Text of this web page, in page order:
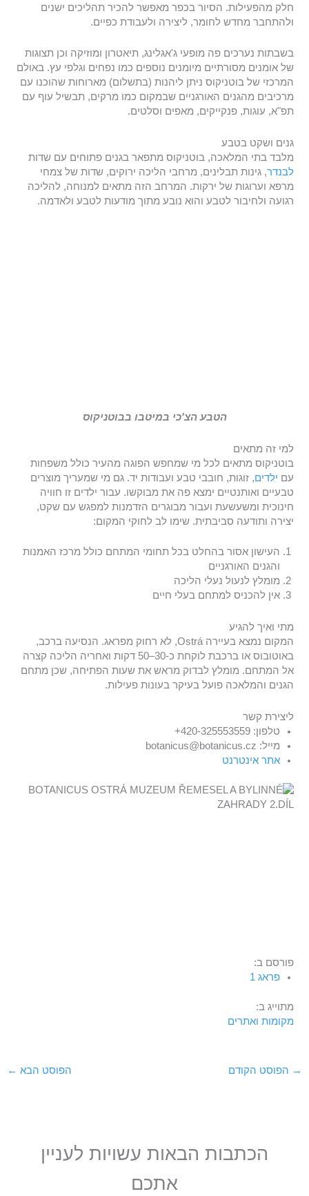
חלק מהפעילות. הסיור בכפר מאפשר להכיר תהליכים ישנים
ולהתחבר מחדש לחומר, ליצירה ולעבודת כפיים.
בשבתות נערכים פה מופעי ג'אגלינג, תיאטרון ומוזיקה וכן תצוגות
של אומנים מסורתיים מיומנים נוספים כמו נפחים וגלפי עץ. באולם
המרכזי של בוטניקוס ניתן ליהנות (בתשלום) מארוחות שהוכנו עם
מרכיבים מהגנים האורגניים שבמקום כמו מרקים, תבשיל עוף עם
תפ"א, עוגות, פנקייקים, מאפים וסלטים.
גנים ושקט בטבע
מלבד בתי המלאכה, בוטניקוס מתפאר בגנים פתוחים עם שדות
לבנדר, גינות תבלינים, מרחבי הליכה ירוקים, שדות של צמחי
מרפא וערוגות של ירקות. המרחב הזה מתאים למנוחה, להליכה
רגועה ולחיבור לטבע והוא נובע מתוך מודעות לטבע ולאדמה.
הטבע הצ'כי במיטבו בבוטניקוס
למי זה מתאים
בוטניקוס מתאים לכל מי שמחפש הפוגה מהעיר כולל משפחות
עם ילדים, זוגות, חובבי טבע ועבודות יד. גם מי שמעריך מוצרים
טבעיים ואותנטיים ימצא פה את מבוקשו. עבור ילדים זו חוויה
חינוכית ומשעשעת ועבור מבוגרים הזדמנות למפגש עם שקט,
יצירה ותודעה סביבתית. שימו לב לחוקי המקום:
העישון אסור בהחלט בכל תחומי המתחם כולל מרכז האמנות
והגנים האורגניים
מומלץ לנעול נעלי הליכה
אין להכניס למתחם בעלי חיים
מתי ואיך להגיע
המקום נמצא בעיירה Ostrá, לא רחוק מפראג. הנסיעה ברכב,
באוטובוס או ברכבת לוקחת כ-30–50 דקות ואחריה הליכה קצרה
אל המתחם. מומלץ לבדוק מראש את שעות הפתיחה, שכן מתחם
הגנים והמלאכה פועל בעיקר בעונות פעילות.
ליצירת קשר
טלפון: 420-325553559+
מייל: botanicus@botanicus.cz
אתר אינטרנט
פורסם ב:
פראג 1
מתוייג ב:
מקומות ואתרים
→ הפוסט הקודם הפוסט הבא ←
הכתבות הבאות עשויות לעניין
אתכם